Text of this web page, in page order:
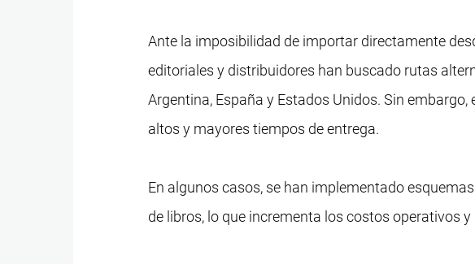
Ante la imposibilidad de importar directamente
editoriales y distribuidores han buscado rutas
Argentina, España y Estados Unidos. Sin
altos y mayores tiempos de entrega.
En algunos casos, se han implementado
de libros, lo que incrementa los costos operativos